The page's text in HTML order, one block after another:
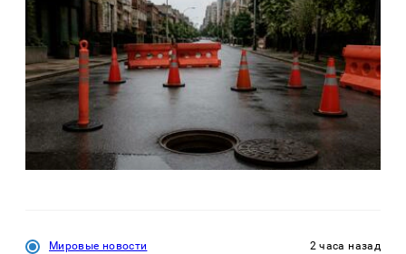
Мировые новости 2 часа назад